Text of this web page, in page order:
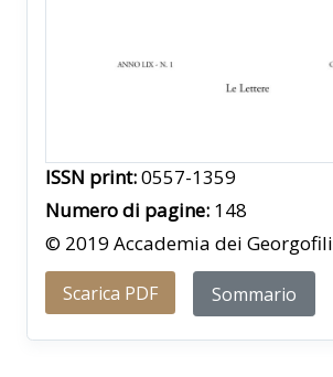
ISSN print:0557-1359
Numero di pagine: 148
© 2019 Accademia dei Georgofili
Scarica PDF Sommario